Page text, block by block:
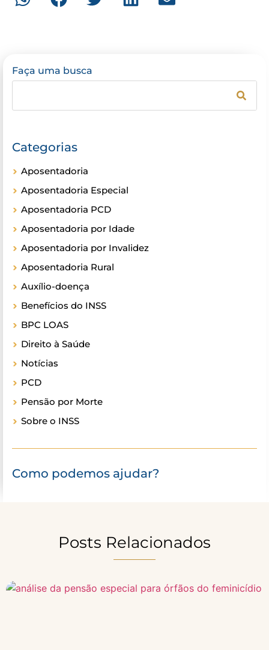
Faça uma busca
Categorias
Aposentadoria
Aposentadoria Especial
Aposentadoria PCD
Aposentadoria por Idade
Aposentadoria por Invalidez
Aposentadoria Rural
Auxílio-doença
Benefícios do INSS
BPC LOAS
Direito à Saúde
Notícias
PCD
Pensão por Morte
Sobre o INSS
Como podemos ajudar?
Posts Relacionados